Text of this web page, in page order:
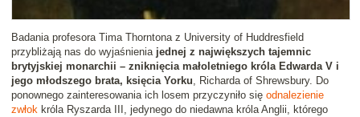
Badania profesora Tima Thorntona z University of Huddresfield
przybliżają nas do wyjaśnieniajednej z największych tajemnic
brytyjskiej monarchii – zniknięcia małoletniego króla Edwarda V i
jego młodszego brata, księcia Yorku, Richarda of Shrewsbury. Do
ponownego zainteresowania ich losem przyczyniło się odnalezienie
zwłok króla Ryszarda III, jedynego do niedawna króla Anglii, którego